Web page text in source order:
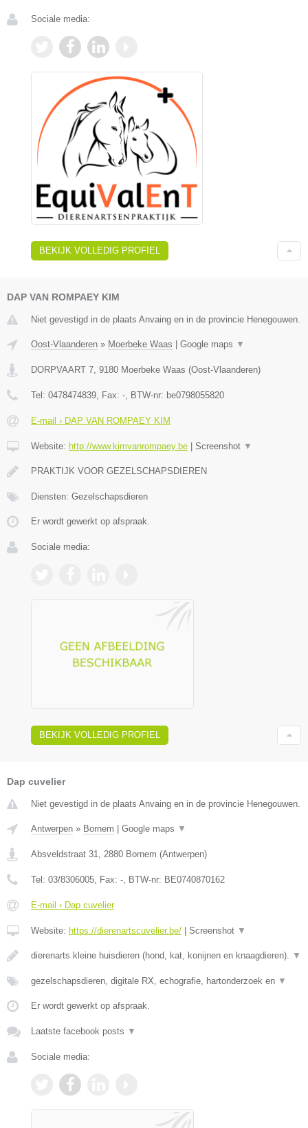
Sociale media:
BEKIJK VOLLEDIG PROFIEL
DAP VAN ROMPAEY KIM
Niet gevestigd in de plaats Anvaing en in de provincie Henegouwen.
Oost-Vlaanderen » Moerbeke Waas Google maps ▼
DORPVAART 7 9180 Moerbeke Waas (Oost-Vlaanderen)
Tel: 0478474839 , Fax: - , BTW-nr: be0798055820
E-mail › DAP VAN ROMPAEY KIM
Website: http://www.kimvanrompaey.be Screenshot ▼
PRAKTIJK VOOR GEZELSCHAPSDIEREN
Diensten: Gezelschapsdieren
Er wordt gewerkt op afspraak.
Sociale media:
BEKIJK VOLLEDIG PROFIEL
Dap cuvelier
Niet gevestigd in de plaats Anvaing en in de provincie Henegouwen.
Antwerpen » Bornem | Google maps ▼
Absveldstraat 31 2880 Bornem (Antwerpen)
Tel: 03/8306005 , Fax: - , BTW-nr: BE0740870162
E-mail › Dap cuvelier
Website: https://dierenartscuvelier.be/ | Screenshot ▼
dierenarts kleine huisdieren (hond, kat, konijnen en knaagdieren). ▼
gezelschapsdieren, digitale RX, echografie, hartonderzoek en ▼
Er wordt gewerkt op afspraak.
Laatste facebook posts ▼
Sociale media: